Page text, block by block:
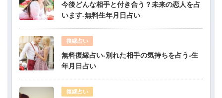
今後どんな相手と付き合う？未来の恋人を占
います-無料生年月日占い
復縁占い
無料復縁占い-別れた相手の気持ちを占う-生
年月日占い
復縁占い